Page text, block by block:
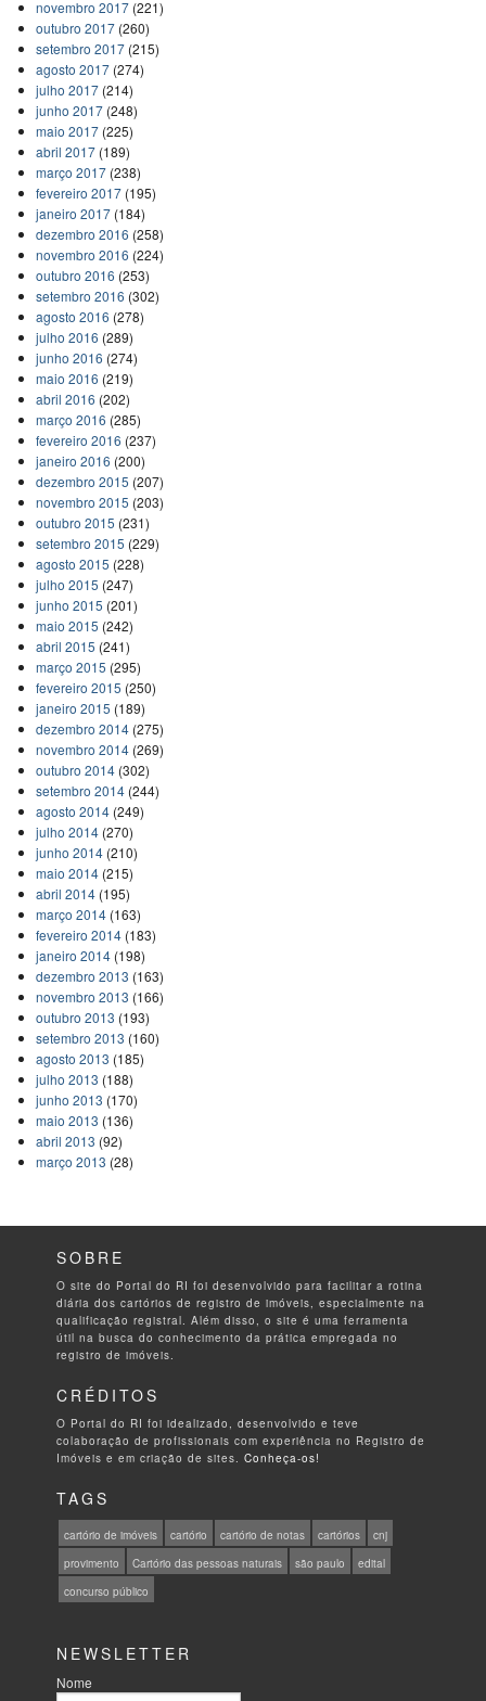
novembro 2017(221)
outubro 2017(260)
setembro 2017(215)
agosto 2017(274)
julho 2017(214)
junho 2017(248)
maio 2017(225)
abril 2017(189)
março 2017(238)
fevereiro 2017(195)
janeiro 2017(184)
dezembro 2016 (258)
novembro 2016 (224)
outubro 2016 (253)
setembro 2016 (302)
agosto 2016 (278)
julho 2016 (289)
junho 2016 (274)
maio 2016 (219)
abril 2016 (202)
março 2016 (285)
fevereiro 2016 (237)
janeiro 2016 (200)
dezembro 2015 (207)
novembro 2015 (203)
outubro 2015 (231)
setembro 2015 (229)
agosto 2015 (228)
julho 2015 (247)
junho 2015 (201)
maio 2015 (242)
abril 2015 (241)
março 2015 (295)
fevereiro 2015 (250)
janeiro 2015 (189)
dezembro 2014(275)
novembro 2014(269)
outubro 2014(302)
setembro 2014(244)
agosto 2014(249)
julho 2014(270)
junho 2014(210)
maio 2014(215)
abril 2014(195)
março 2014(163)
fevereiro 2014(183)
janeiro 2014(198)
dezembro 2013 (163)
novembro 2013 (166)
outubro 2013 (193)
setembro 2013 (160)
agosto 2013 (185)
julho 2013 (188)
junho 2013 (170)
maio 2013 (136)
abril 2013 (92)
março 2013 (28)
SOBRE
O site do Portal do RI foi desenvolvido para facilitar a rotina
diária dos cartórios de registro de imóveis, especialmente na
qualificação registral. Além disso, o site é uma ferramenta
útil na busca do conhecimento da prática empregada no
registro de imóveis.
CRÉDITOS
O Portal do RI foi idealizado, desenvolvido e teve
colaboração de profissionais com experiência no Registro de
Imóveis e em criação de sites.Conheça-os!
TAGS
cartório de imóveis cartório cartório de notas cartórios
cnj
provimento
Cartório das pessoas naturais são paulo
edital
concurso público
NEWSLETTER
Nome